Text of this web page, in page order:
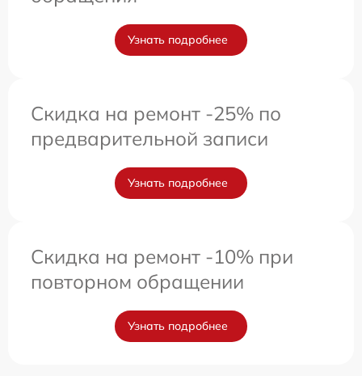
Узнать подробнее
Скидка на ремонт -25% по
предварительной записи
Узнать подробнее
Скидка на ремонт -10% при
повторном обращении
Узнать подробнее